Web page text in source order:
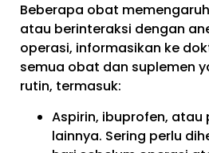
Beberapa obat
atau berinteraksi dengan
operasi, informasikan ke
semua obat dan suplemen
rutin, termasuk:
Aspirin, ibuprofen, atau
lainnya. Sering perlu